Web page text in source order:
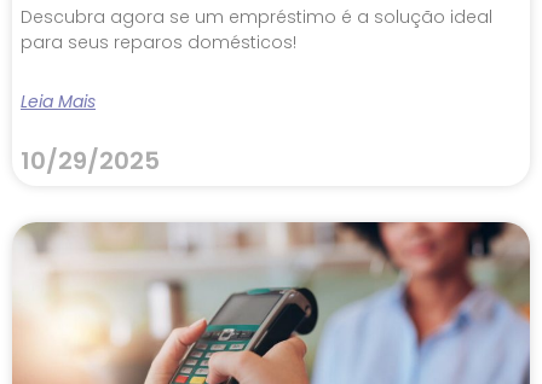
Descubra agora se um empréstimo é a solução ideal
para seus reparos domésticos!
Leia Mais
10/29/2025